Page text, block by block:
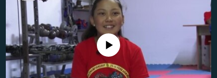
ЭКСПЕРТТЕР ТАЛДАЙТ
БИЗ ЖАНА ДҮЙНӨ
ДАНИСТЕ
ЭЖЕ-СИҢДИЛЕР
ӨЗГӨЧӨ ПИКИР
Русский
ОНЛАЙН ШЕРИНЕ
No media source currently available